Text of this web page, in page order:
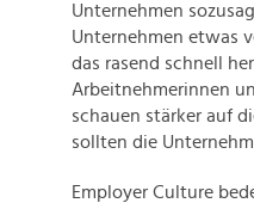
Unternehmen
Unternehmen etwas
das rasend schnell
Arbeitnehmerinnen
schauen stärker auf
sollten die
Employer Culture